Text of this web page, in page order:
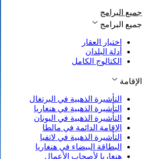
جميع البرامج
جميع البرامج
اختيار العقار
أدلة البلدان
الكتالوج الكامل
الإقامة
التأشيرة الذهبية في البرتغال
التأشيرة الذهبية في هنغاريا
التأشيرة الذهبية في اليونان
الإقامة الدائمة في مالطا
التأشيرة الذهبية في لاتفيا
البطاقة البيضاء في هنغاريا
هنغاريا لأصحاب الأعمال